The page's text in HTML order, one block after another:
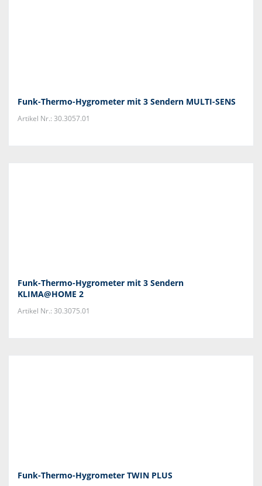
Funk-Thermo-Hygrometer mit 3 Sendern MULTI-SENS
Artikel Nr.: 30.3057.01
Funk-Thermo-Hygrometer mit 3 Sendern
KLIMA@HOME 2
Artikel Nr.: 30.3075.01
Funk-Thermo-Hygrometer TWIN PLUS